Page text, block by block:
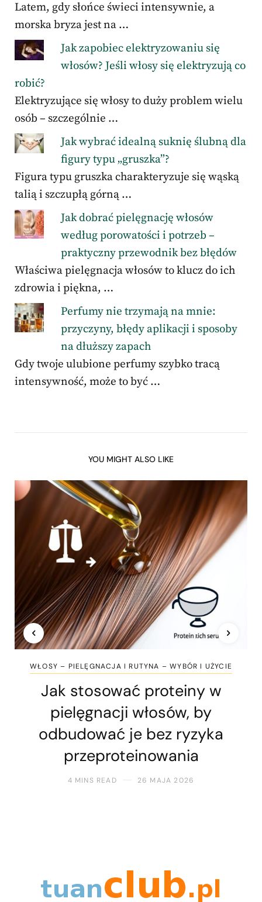
Latem, gdy słońce świeci intensywnie, a
morska bryza jest na …
Jak zapobiec elektryzowaniu się
włosów? Jeśli włosy się elektryzują co
robić?
Elektryzujące się włosy to duży problem wielu
osób – szczególnie …
Jak wybrać idealną suknię ślubną dla
figury typu „gruszka”?
Figura typu gruszka charakteryzuje się wąską
talią i szczupłą górną …
Jak dobrać pielęgnację włosów
według porowatości i potrzeb –
praktyczny przewodnik bez błędów
Właściwa pielęgnacja włosów to klucz do ich
zdrowia i piękna, …
Perfumy nie trzymają na mnie:
przyczyny, błędy aplikacji i sposoby
na dłuższy zapach
Gdy twoje ulubione perfumy szybko tracą
intensywność, może to być …
YOU MIGHT ALSO LIKE
WŁOSY – PIELĘGNACJA I RUTYNA – WYBÓR I UŻYCIE
Jak stosować proteiny w
pielęgnacji włosów, by
odbudować je bez ryzyka
przeproteinowania
4 MINS READ 26 MAJA 2026